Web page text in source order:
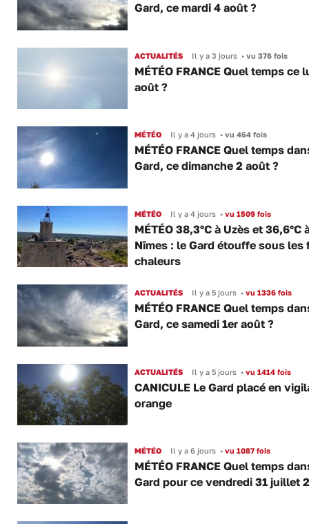
Gard, ce mardi 4 août ?
ACTUALITÉS Il y a 3 jours •vu 376 fois
MÉTÉO FRANCE Quel temps ce
août ?
MÉTÉO Il y a 4 jours •vu 464 fois
MÉTÉO FRANCE Quel temps
Gard, ce dimanche 2 août ?
MÉTÉO Il y a 4 jours •vu 1509 fois
MÉTÉO 38,3°C à Uzès et 36,6°C
Nîmes : le Gard étouffe sous les
chaleurs
ACTUALITÉS Il y a 5 jours •vu 1336 fois
MÉTÉO FRANCE Quel temps
Gard, ce samedi 1er août ?
ACTUALITÉS Il y a 5 jours •vu 1414 fois
CANICULE Le Gard placé en
orange
MÉTÉO Il y a 6 jours •vu 1087 fois
MÉTÉO FRANCE Quel temps
Gard pour ce vendredi 31 juillet